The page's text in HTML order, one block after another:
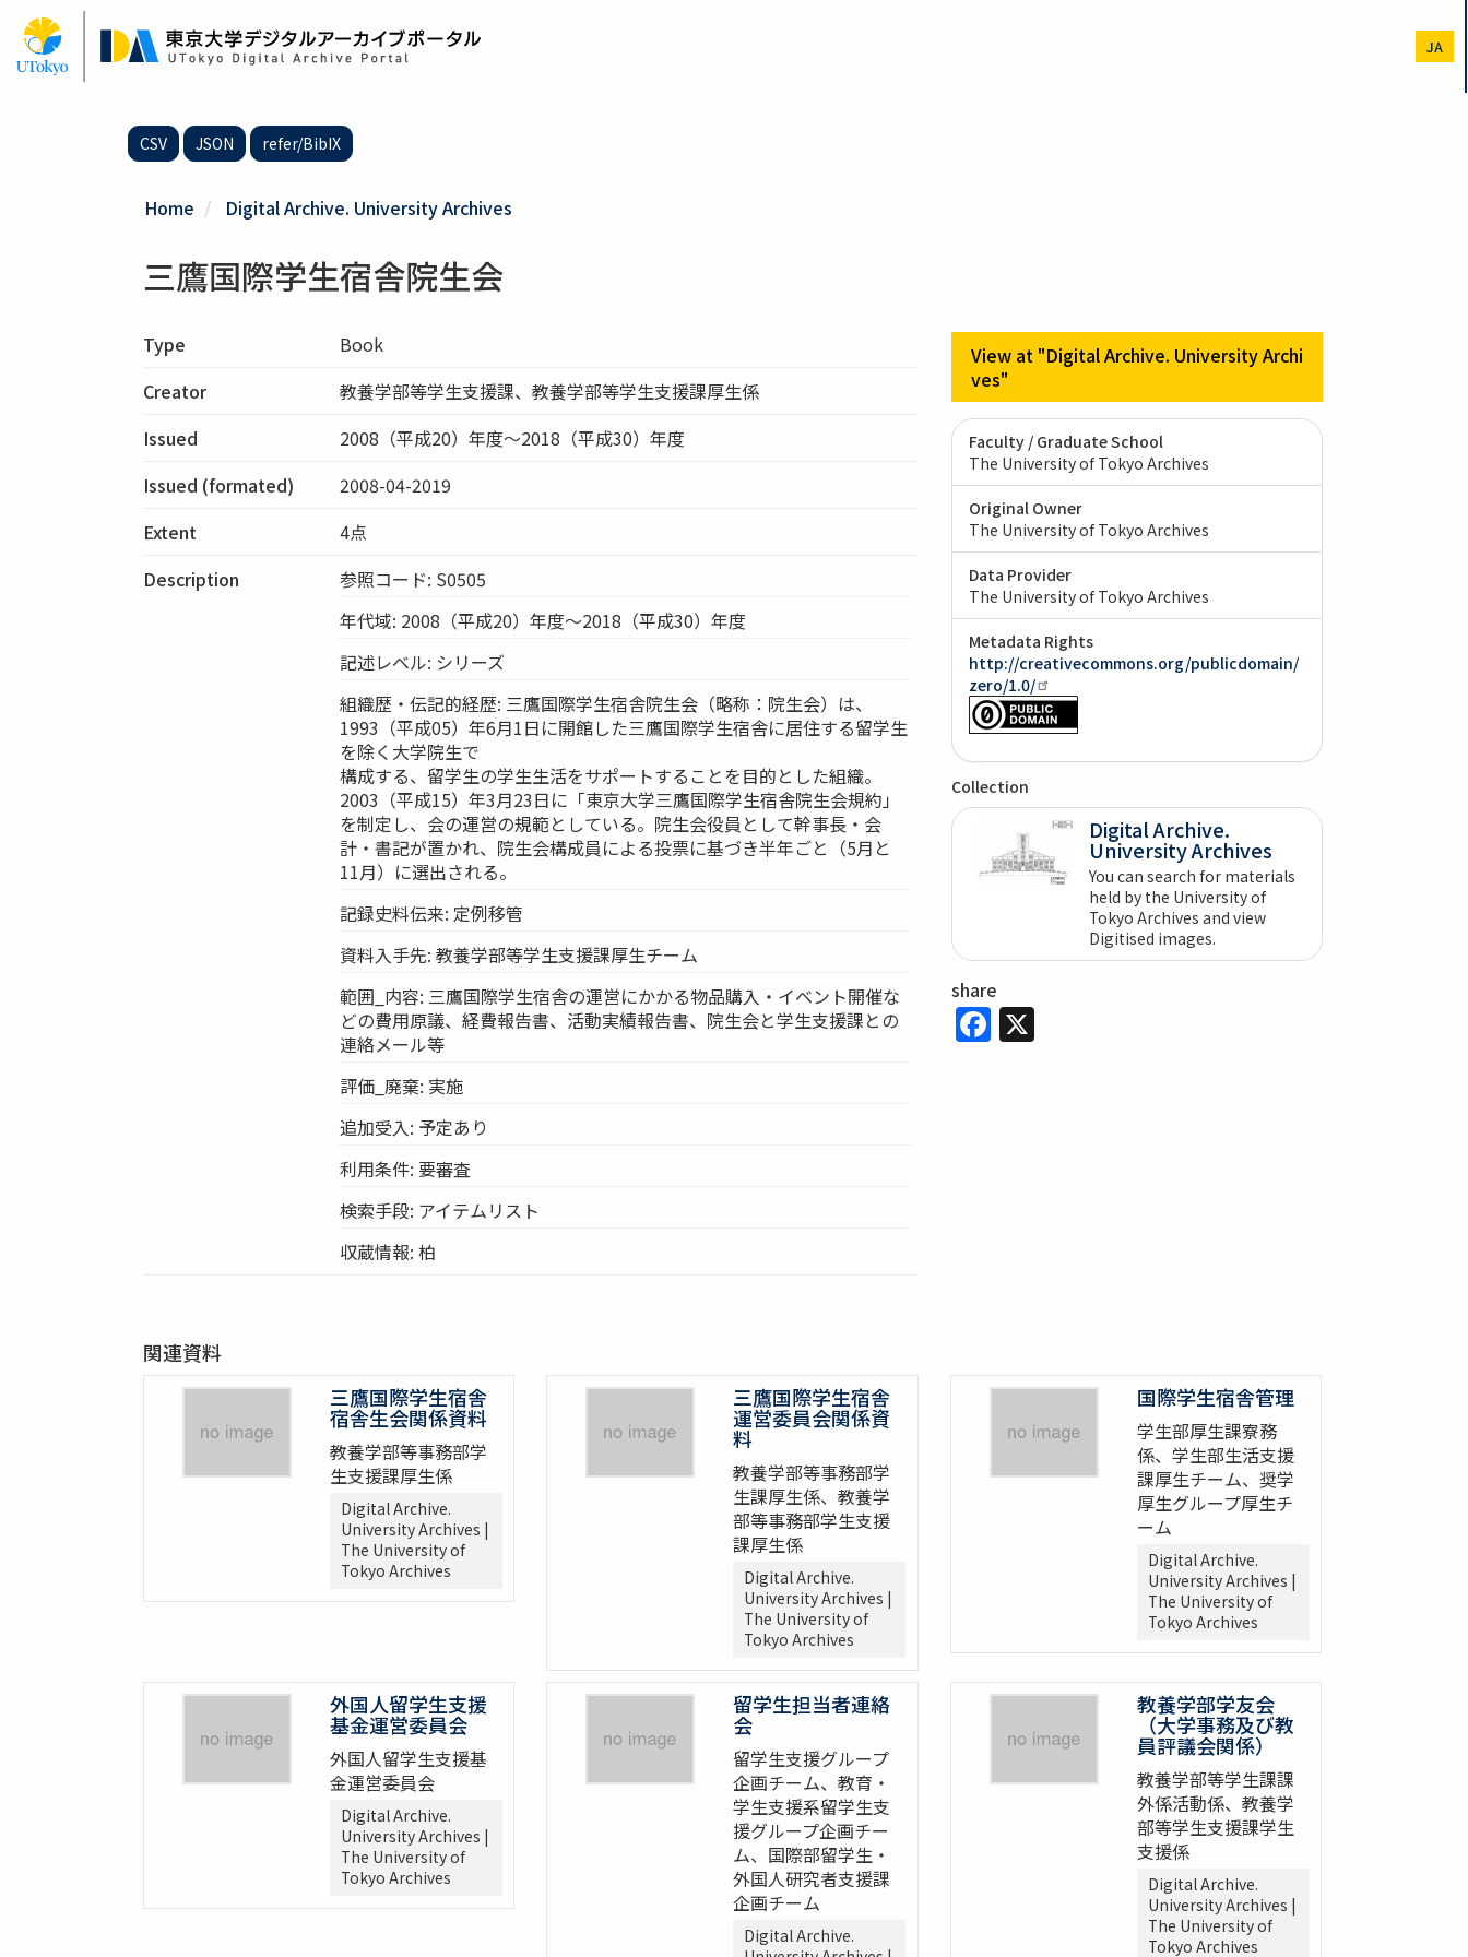
Skip
main
content
JA
CSV JSON refer/BibIX
Home Digital Archive. University Archives
三鷹国際学生宿舎院生会
Type
Book
Creator
教養学部等学生支援課、教養学部等学生支援課厚生係
Issued
2008（平成20）年度～2018（平成30）年度
Issued (formated)
2008-04-2019
Extent
4点
Description
参照コード: S0505
年代域: 2008（平成20）年度～2018（平成30）年度
記述レベル: シリーズ
組織歴・伝記的経歴: 三鷹国際学生宿舎院生会（略称：院生会）は、
1993（平成05）年6月1日に開館した三鷹国際学生宿舎に居住する留学生
を除く大学院生で
構成する、留学生の学生生活をサポートすることを目的とした組織。
2003（平成15）年3月23日に「東京大学三鷹国際学生宿舎院生会規約」
を制定し、会の運営の規範としている。院生会役員として幹事長・会
計・書記が置かれ、院生会構成員による投票に基づき半年ごと（5月と
11月）に選出される。
記録史料伝来: 定例移管
資料入手先: 教養学部等学生支援課厚生チーム
範囲_内容: 三鷹国際学生宿舎の運営にかかる物品購入・イベント開催な
どの費用原議、経費報告書、活動実績報告書、院生会と学生支援課との
連絡メール等
評価_廃棄: 実施
追加受入: 予定あり
利用条件: 要審査
検索手段: アイテムリスト
収蔵情報: 柏
View at "Digital Archive. University Archi
ves"
Faculty / Graduate School
The University of Tokyo Archives
Original Owner
The University of Tokyo Archives
Data Provider
The University of Tokyo Archives
Metadata Rights
http://creativecommons.org/publicdomain/
zero/1.0/
Collection
Digital Archive.
University Archives
You can search for materials
held by the University of
Tokyo Archives and view
Digitised images.
share
Facebook
X
関連資料
三鷹国際学生宿舎
宿舎生会関係資料
教養学部等事務部学
生支援課厚生係
Digital Archive.
University Archives |
The University of
Tokyo Archives
三鷹国際学生宿舎
運営委員会関係資
料
教養学部等事務部学
生課厚生係、教養学
部等事務部学生支援
課厚生係
Digital Archive.
University Archives |
The University of
Tokyo Archives
国際学生宿舎管理
学生部厚生課寮務
係、学生部生活支援
課厚生チーム、奨学
厚生グループ厚生チ
ーム
Digital Archive.
University Archives |
The University of
Tokyo Archives
外国人留学生支援
基金運営委員会
外国人留学生支援基
金運営委員会
Digital Archive.
University Archives |
The University of
Tokyo Archives
留学生担当者連絡
会
留学生支援グループ
企画チーム、教育・
学生支援系留学生支
援グループ企画チー
ム、国際部留学生・
外国人研究者支援課
企画チーム
Digital Archive.
教養学部学友会
（大学事務及び教
員評議会関係）
教養学部等学生課課
外係活動係、教養学
部等学生支援課学生
支援係
Digital Archive.
University Archives |
The University of
Tokyo Archives